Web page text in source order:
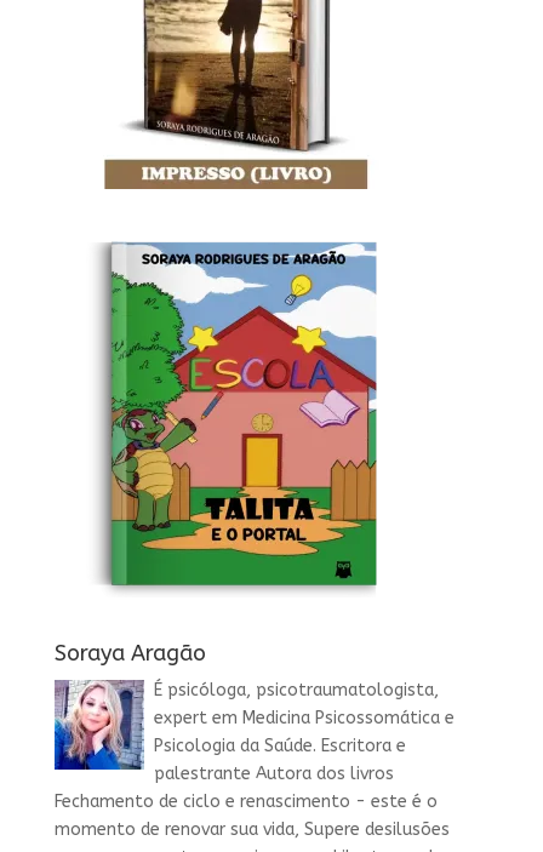
Soraya Aragão
É psicóloga, psicotraumatologista,
expert em Medicina Psicossomática e
Psicologia da Saúde. Escritora e
palestrante Autora dos livros
Fechamento de ciclo e renascimento - este é o
momento de renovar sua vida, Supere desilusões